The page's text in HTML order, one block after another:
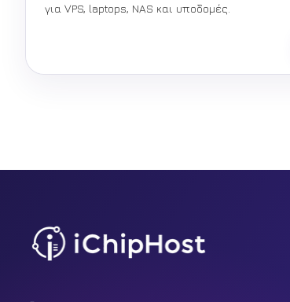
για VPS, laptops, NAS και υποδομές.